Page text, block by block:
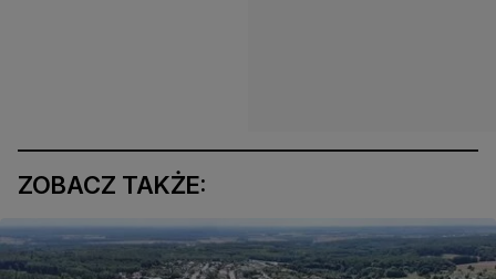
ZOBACZ TAKŻE: